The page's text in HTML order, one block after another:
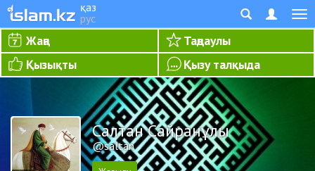
қаз
рус
Жаңа
Таңдаулы
Қызықты
Қызу талқыда
Салтан Сайранұлы
@saltan